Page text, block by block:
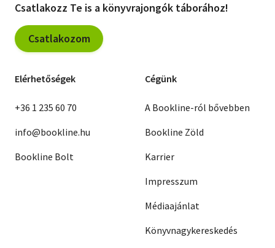
Csatlakozz Te is a könyvrajongók táborához!
Csatlakozom
Elérhetőségek
+36 1 235 60 70
info@bookline.hu
Bookline Bolt
Cégünk
A Bookline-ról bővebben
Bookline Zöld
Karrier
Impresszum
Médiaajánlat
Könyvnagykereskedés